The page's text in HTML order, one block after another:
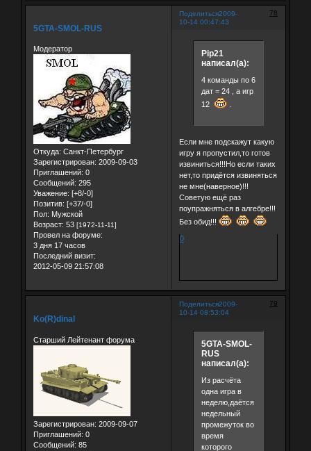
Поделиться 78
2009-
10-14 00:47:43
5GTA-SMOL-RUS
Модератор
Откуда: Санкт-Петербург
Зарегистрирован: 2009-09-03
Приглашений: 0
Сообщений: 295
Уважение: [+8/-0]
Позитив: [+37/-0]
Пол: Мужской
Возраст: 53 [1972-11-11]
Провел на форуме:
3 дня 17 часов
Последний визит:
2012-05-09 21:57:08
Pip21
написал(а):
4 команды по 6
дат = 24 , а игр
12
.
Если мне подскажут какую
игру я пропустил,то готов
извиниться!!!Но если таких
нет,то придётся извиняться
не мне(наверное)!!!
Советую ещё раз
поупражняться в алгебре!!!
Без обид!!!
0
Поделиться 79
2009-
10-14 08:53:04
Ko(R)dinal
Старший Лейтенант форума
Зарегистрирован: 2009-09-07
Приглашений: 0
Сообщений: 85
5GTA-SMOL-
RUS
написал(а):
Из расчёта
одна игра в
неделю,даётся
недельный
промежуток во
время
которого